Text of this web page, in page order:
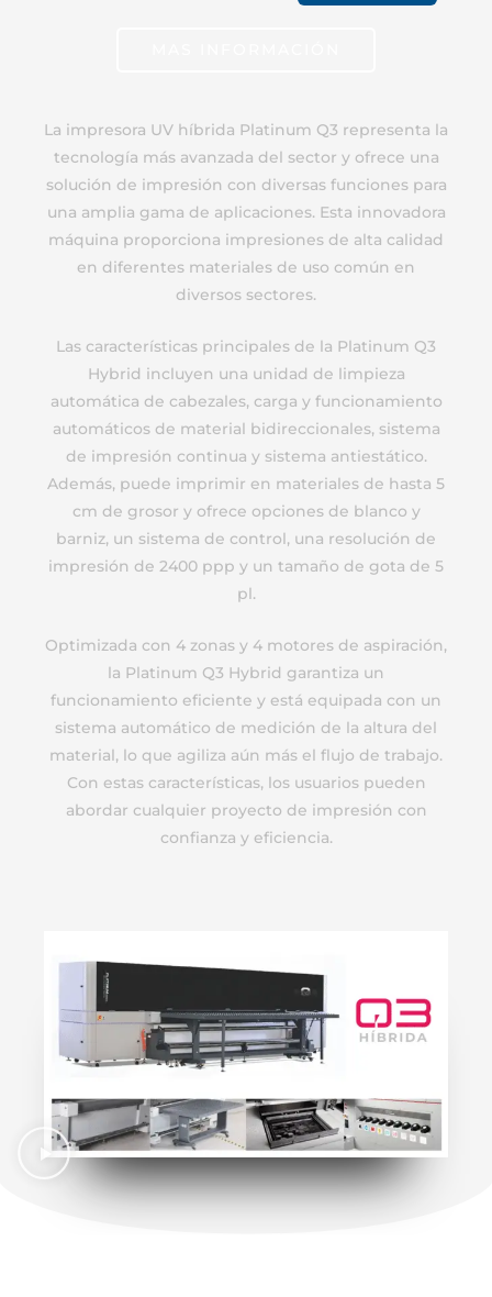
La impresora UV híbrida Platinum Q3 representa la
tecnología más avanzada del sector y ofrece una
solución de impresión con diversas funciones para
una amplia gama de aplicaciones. Esta innovadora
máquina proporciona impresiones de alta calidad
en diferentes materiales de uso común en
diversos sectores.
Las características principales de la Platinum Q3
Hybrid incluyen una unidad de limpieza
automática de cabezales, carga y funcionamiento
automáticos de material bidireccionales, sistema
de impresión continua y sistema antiestático.
Además, puede imprimir en materiales de hasta 5
cm de grosor y ofrece opciones de blanco y
barniz, un sistema de control, una resolución de
impresión de 2400 ppp y un tamaño de gota de 5
pl.
Optimizada con 4 zonas y 4 motores de aspiración,
la Platinum Q3 Hybrid garantiza un
funcionamiento eficiente y está equipada con un
sistema automático de medición de la altura del
material, lo que agiliza aún más el flujo de trabajo.
Con estas características, los usuarios pueden
abordar cualquier proyecto de impresión con
confianza y eficiencia.